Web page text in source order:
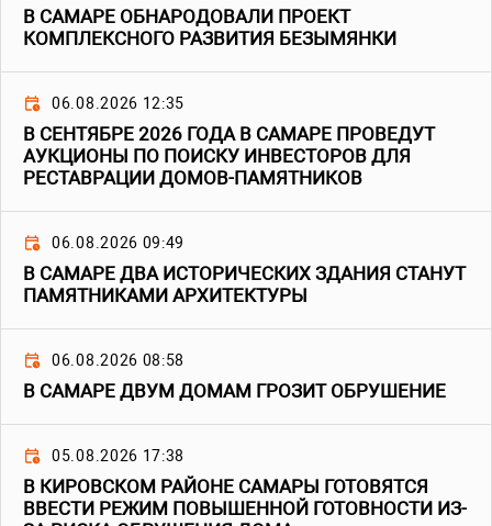
В САМАРЕ ОБНАРОДОВАЛИ ПРОЕКТ
КОМПЛЕКСНОГО РАЗВИТИЯ БЕЗЫМЯНКИ
06.08.2026 12:35
В СЕНТЯБРЕ 2026 ГОДА В САМАРЕ ПРОВЕДУТ
АУКЦИОНЫ ПО ПОИСКУ ИНВЕСТОРОВ ДЛЯ
РЕСТАВРАЦИИ ДОМОВ-ПАМЯТНИКОВ
06.08.2026 09:49
В САМАРЕ ДВА ИСТОРИЧЕСКИХ ЗДАНИЯ СТАНУТ
ПАМЯТНИКАМИ АРХИТЕКТУРЫ
06.08.2026 08:58
В САМАРЕ ДВУМ ДОМАМ ГРОЗИТ ОБРУШЕНИЕ
05.08.2026 17:38
В КИРОВСКОМ РАЙОНЕ САМАРЫ ГОТОВЯТСЯ
ВВЕСТИ РЕЖИМ ПОВЫШЕННОЙ ГОТОВНОСТИ ИЗ-